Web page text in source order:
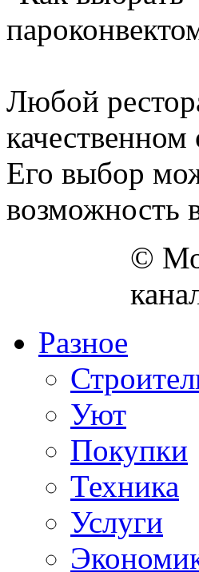
Любой
Его выбор
возможность
©
Разное
Уют
Покупки
Техника
Услуги